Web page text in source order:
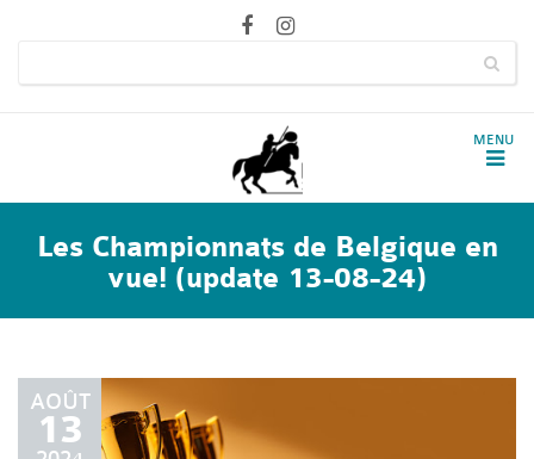
Les Championnats de Belgique en
vue! (update 13-08-24)
AOÛT
13